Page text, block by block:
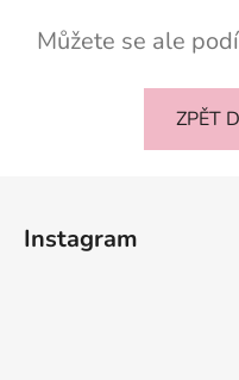
Můžete se ale
ZPĚT
Instagram